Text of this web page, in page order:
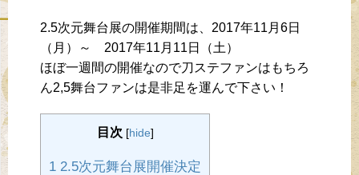
2.5次元舞台展の開催期間は、2017年11月6日
（月）～ 2017年11月11日（土）
ほぼ一週間の開催なので刀ステファンはもちろ
ん2,5舞台ファンは是非足を運んで下さい！
目次 [hide]
1 2.5次元舞台展開催決定